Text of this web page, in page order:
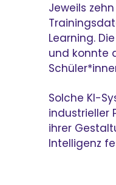
Jeweils
Learning.
und konnte
Solche KI-
industrieller
ihrer
Intelligenz